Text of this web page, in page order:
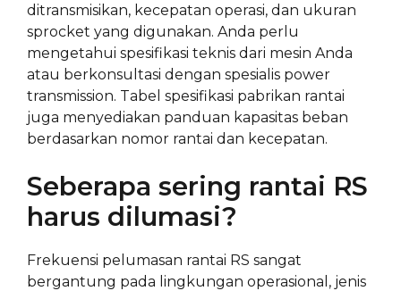
ditransmisikan, kecepatan operasi, dan ukuran
sprocket yang digunakan. Anda perlu
mengetahui spesifikasi teknis dari mesin Anda
atau berkonsultasi dengan spesialis power
transmission. Tabel spesifikasi pabrikan rantai
juga menyediakan panduan kapasitas beban
berdasarkan nomor rantai dan kecepatan.
Seberapa sering rantai RS
harus dilumasi?
Frekuensi pelumasan rantai RS sangat
bergantung pada lingkungan operasional, jenis